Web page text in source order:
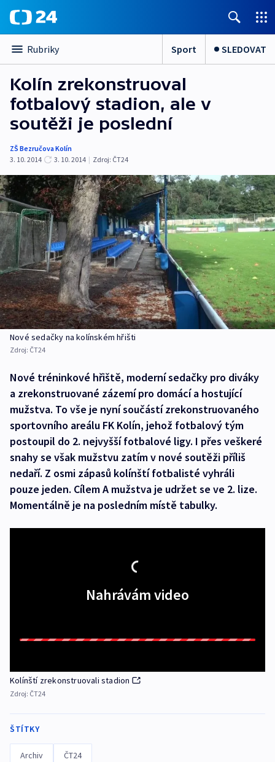
Rubriky Sport SLEDOVAT
Kolín zrekonstruoval
fotbalový stadion, ale v
soutěži je poslední
ZŠ Bezručova Kolín
3. 10. 2014
3. 10. 2014 | Zdroj: ČT24
Nové sedačky na kolínském hřišti
Zdroj: ČT24
Nové tréninkové hřiště, moderní sedačky pro diváky
a zrekonstruované zázemí pro domácí a hostující
mužstva. To vše je nyní součástí zrekonstruovaného
sportovního areálu FK Kolín, jehož fotbalový tým
postoupil do 2. nejvyšší fotbalové ligy. I přes veškeré
snahy se však mužstvu zatím v nové soutěži příliš
nedaří. Z osmi zápasů kolínští fotbalisté vyhráli
pouze jeden. Cílem A mužstva je udržet se ve 2. lize.
Momentálně je na posledním místě tabulky.
Nahrávám video
Kolínští zrekonstruovali stadion
Zdroj: ČT24
ŠTÍTKY
Archiv ČT24